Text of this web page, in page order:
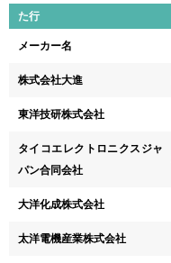
た行
メーカー名
株式会社大進
東洋技研株式会社
タイコエレクトロニクスジャ
パン合同会社
大洋化成株式会社
太洋電機産業株式会社